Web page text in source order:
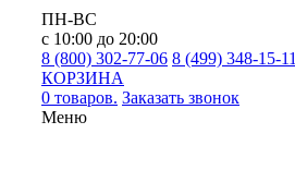
ПН-ВС
с 10:00 до 20:00
8 (800) 302-77-06 8 (499) 348-15-11
КОРЗИНА
0 товаров. Заказать звонок
Меню